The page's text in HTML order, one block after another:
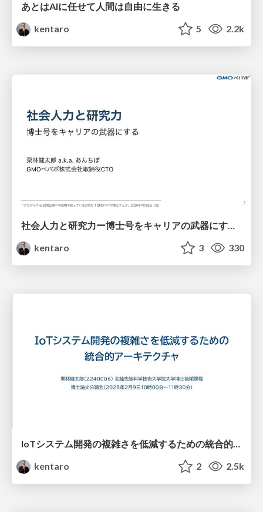
あとはAIに任せて人間は自由に生きる
kentaro
5 2.2k
kentaro
3 330
IoTシステム開発の複雑さを低減するための統合的アーキテクチャ
kentaro
2 2.5k